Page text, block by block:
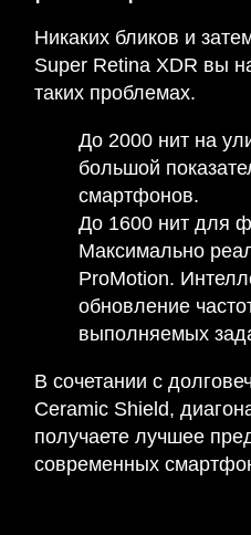
Никаких бликов и
Super Retina XDR вы
таких проблемах.
До 2000 нит на
большой
смартфонов.
До 1600 нит для
Максимально
ProMotion.
обновление
выполняемых
В сочетании с
Ceramic Shield,
получаете лучшее
современных